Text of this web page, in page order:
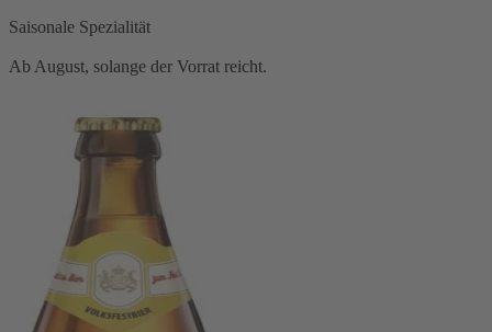
Saisonale Spezialität
Ab August, solange der Vorrat reicht.